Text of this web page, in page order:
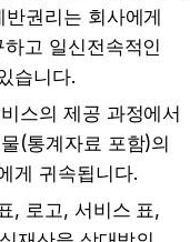
권리는 회사에게
고 일신전속적인
습니다.
스의 제공 과정에서
(통계자료 포함)의
게 귀속됩니다.
, 로고, 서비스 표,